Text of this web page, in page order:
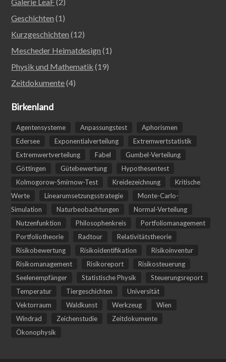
Geschichten (1)
Kurzgeschichten (12)
Mescheder Heimatdesign (1)
Physik und Mathematik (19)
Zeitdokumente(4)
Birkenland
Agentensysteme Anpassungstest
Aphorismen
Edersee
Exponentialverteilung
Extremwertstatistik
Extremwertverteilung
Fabel
Gumbel-Verteilung
Göttingen
Gütebewertung
Hypothesentest
Kolmogorow-Smirnow-Test
Kreidezeichnung
Kritische
Werte
Linearumsetzungsstrategie
Monte-Carlo-
Simulation
Naturbeobachtungen
Normal-Verteilung
Nutzenfunktion
Philosophenkreis
Portfoliomanagement
Portfoliotheorie
Radtour
Relativitätstheorie
Risikobewertung
Risikoidentifikation
Risikoinventur
Risikomanagement
Risikoreport
Risikosteuerung
Seelenempfänger
Statistische Physik
Steuerungsreport
Temperatur
Tiergeschichten
Universität
Vektorraum
Waldkunst Werkzeug
Wien
Windrad
Zeichenstudie
Zeitdokumente
Ökonophysik